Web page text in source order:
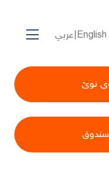
English
|عربي
نوێ
سندوق